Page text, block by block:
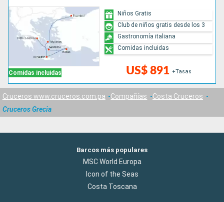
Comidas incluidas US$ 891 +Tasas
Niños Gratis
Club de niños gratis desde los 3
Gastronomía italiana
Comidas incluidas
Cruceros www.cruceros.com.pa Compañías
Costa Cruceros
Cruceros Grecia
Barcos más populares
MSC World Europa
Icon of the Seas
Costa Toscana